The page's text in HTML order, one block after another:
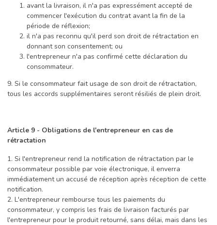
avant la livraison, il n'a pas expressément accepté de
commencer l'exécution du contrat avant la fin de la
période de réflexion;
il n'a pas reconnu qu'il perd son droit de rétractation en
donnant son consentement; ou
l'entrepreneur n'a pas confirmé cette déclaration du
consommateur.
9. Si le consommateur fait usage de son droit de rétractation,
tous les accords supplémentaires seront résiliés de plein droit.
Article 9 - Obligations de l'entrepreneur en cas de
rétractation
1. Si l'entrepreneur rend la notification de rétractation par le
consommateur possible par voie électronique, il enverra
immédiatement un accusé de réception après réception de cette
notification.
2. L'entrepreneur rembourse tous les paiements du
consommateur, y compris les frais de livraison facturés par
l'entrepreneur pour le produit retourné, sans délai, mais dans les